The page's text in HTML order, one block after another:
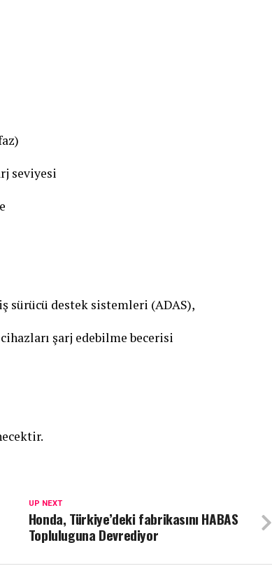
seviyesi
destek sistemleri (ADAS),
şarj edebilme becerisi
UP NEXT
Honda, Türkiye’deki fabrikasını HABAS
Topluluguna Devrediyor